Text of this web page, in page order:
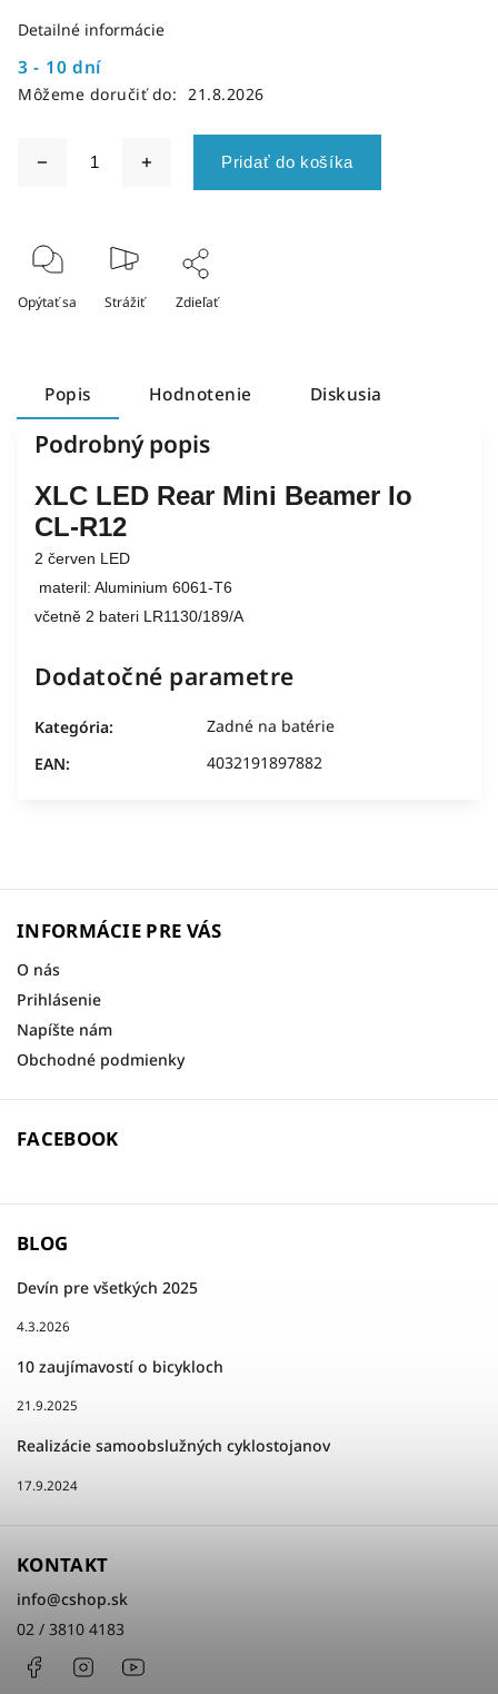
3 - 10 dní
Môžeme doručiť do: 21.8.2026
Pridať do košíka
Detailné informácie
Opýtať sa Strážiť Zdieľať
Popis Hodnotenie Diskusia
Podrobný popis
XLC LED Rear Mini Beamer Io
CL-R12
2 červen LED
materil: Aluminium 6061-T6
včetně 2 bateri LR1130/189/A
Dodatočné parametre
Kategória:
Zadné na batérie
EAN: 4032191897882
INFORMÁCIE PRE VÁS
O nás
Prihlásenie
Napíšte nám
Obchodné podmienky
FACEBOOK
BLOG
Devín pre všetkých 2025
4.3.2026
10 zaujímavostí o bicykloch
21.9.2025
Realizácie samoobslužných cyklostojanov
17.9.2024
KONTAKT
info@cshop.sk
02 / 3810 4183
FacebookInstagram